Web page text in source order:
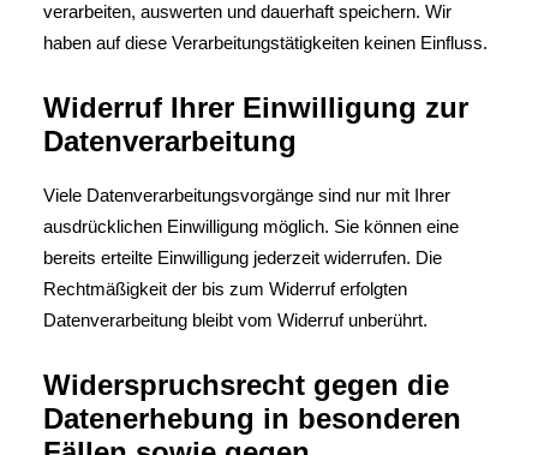
verarbeiten, auswerten und dauerhaft speichern. Wir
haben auf diese Verarbeitungstätigkeiten keinen Einfluss.
Widerruf Ihrer Einwilligung zur
Datenverarbeitung
Viele Datenverarbeitungsvorgänge sind nur mit Ihrer
ausdrücklichen Einwilligung möglich. Sie können eine
bereits erteilte Einwilligung jederzeit widerrufen. Die
Rechtmäßigkeit der bis zum Widerruf erfolgten
Datenverarbeitung bleibt vom Widerruf unberührt.
Widerspruchsrecht gegen die
Datenerhebung in besonderen